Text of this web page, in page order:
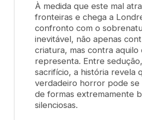
À medida que este mal
fronteiras e chega a
confronto com o
inevitável, não apenas
criatura, mas contra aquilo
representa. Entre
sacrifício, a história revela
verdadeiro horror pode se
de formas extremamente
silenciosas.